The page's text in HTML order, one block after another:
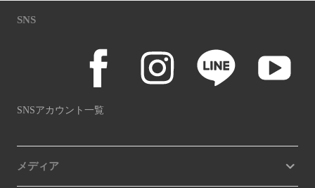
SNS
SNSアカウント一覧
メディア